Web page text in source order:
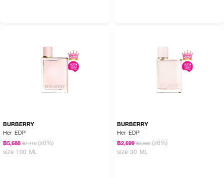
BURBERRY
Her EDP
฿5,688 ฿7,110 (20%)
size 100 ML
BURBERRY
Her EDP
฿2,699 ฿3,660 (26%)
size 30 ML